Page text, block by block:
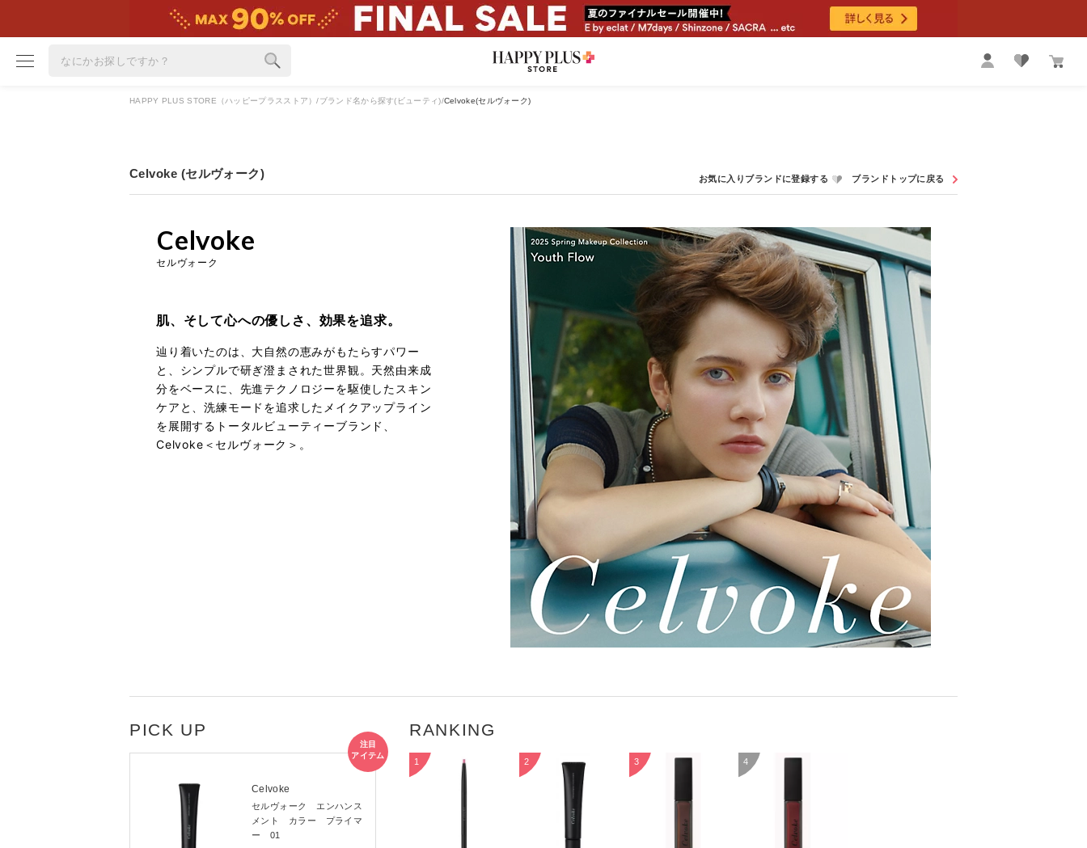
雑誌掲載アイテム
雑誌･書籍(一緒に買うと送料無料)
HAPPY PLUS STORE（ハッピープラスストア） ブランド名から探す(ビューティ) Celvoke(セルヴォーク)
Celvoke (セルヴォーク)
Celvoke
セルヴォーク
肌、そして心への優しさ、効果を追求。
辿り着いたのは、大自然の恵みがもたらすパワー
と、シンプルで研ぎ澄まされた世界観。天然由来成
分をベースに、先進テクノロジーを駆使したスキン
ケアと、洗練モードを追求したメイクアップライン
を展開するトータルビューティーブランド、
Celvoke＜セルヴォーク＞。
Celvoke
セルヴォーク エンハンス
メント カラー プライマ
ー 01